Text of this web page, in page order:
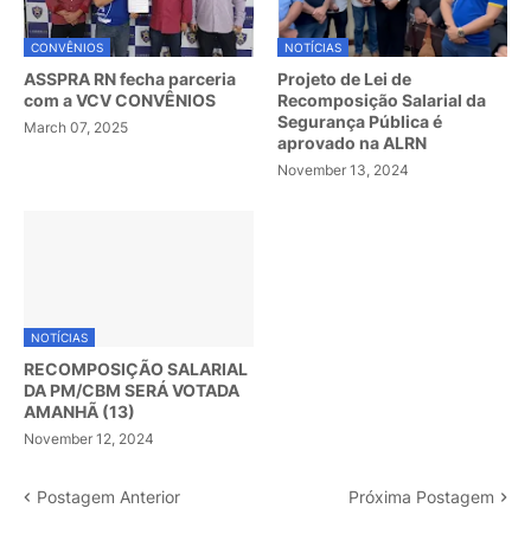
CONVÊNIOS
ASSPRA RN fecha parceria
com a VCV CONVÊNIOS
March 07, 2025
NOTÍCIAS
Projeto de Lei de
Recomposição Salarial da
Segurança Pública é
aprovado na ALRN
November 13, 2024
NOTÍCIAS
RECOMPOSIÇÃO SALARIAL
DA PM/CBM SERÁ VOTADA
AMANHÃ (13)
November 12, 2024
Postagem Anterior Próxima Postagem